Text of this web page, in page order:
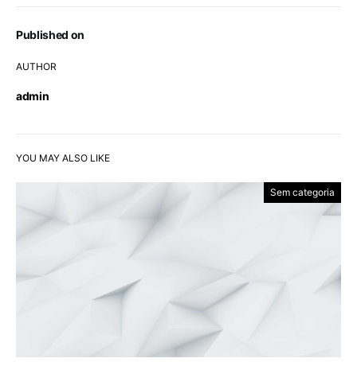
Published on
AUTHOR
admin
YOU MAY ALSO LIKE
Sem categoria